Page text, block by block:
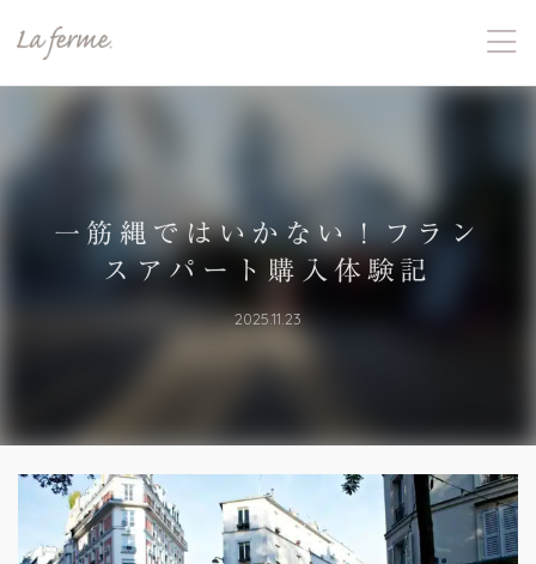
一筋縄ではいかない！フラン
スアパート購入体験記
2025.11.23